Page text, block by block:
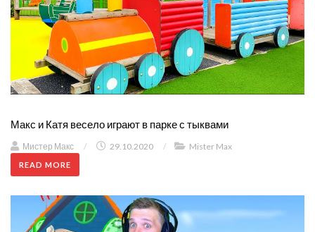
Макс и Катя весело играют в парке с тыквами
Мистер Макс / 29.10.2020 / Mister Max
READ MORE